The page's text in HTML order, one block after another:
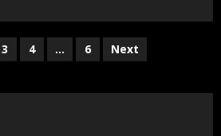
3 4 … 6 Next